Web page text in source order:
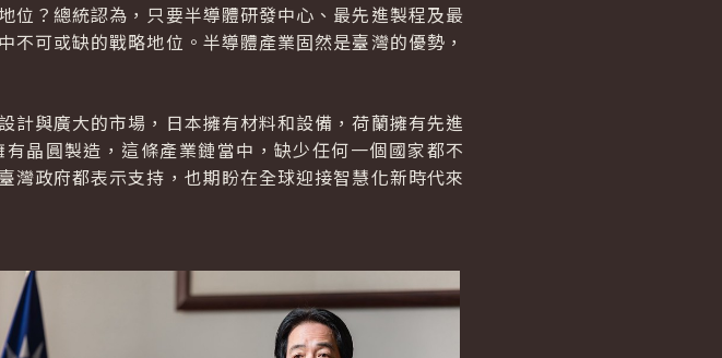
位？總統認為，只要半導體研發中心、最先進製程及最
可或缺的戰略地位。半導體產業固然是臺灣的優勢，
與廣大的市場，日本擁有材料和設備，荷蘭擁有先進
晶圓製造，這條產業鏈當中，缺少任何一個國家都不
政府都表示支持，也期盼在全球迎接智慧化新時代來